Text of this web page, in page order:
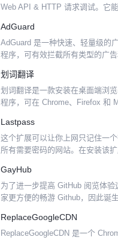
Web API & HTTP 请求调试。它
数量的...
AdGuard
AdGuard 是一种快速、轻量级的
程序，可有效拦截所有类型的广
以防止网站构建您的影子配置文件
划词翻译
划词翻译是一款安装在桌面端浏
程序，可在 Chrome、Firefox 和
流翻译源。 当用户在...
Lastpass
这个扩展可以让你上网只记住一
所有需要密码的网站。在安装该
次就不需要输入了。虽然会记录你
展一定是安全的，...
GayHub
为了进一步提高 GitHub 阅览体
家更方便的畅游 Github，因此诞
化了 GitHu...
ReplaceGoogleCDN
ReplaceGoogleCDN 是一个